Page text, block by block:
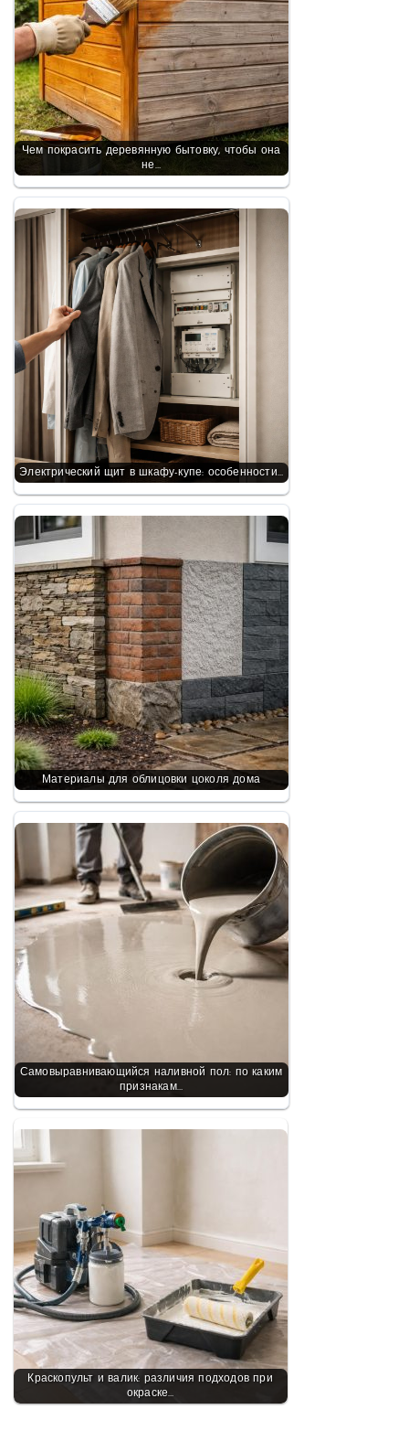
Чем покрасить деревянную бытовку, чтобы она
не…
Электрический щит в шкафу-купе: особенности…
Материалы для облицовки цоколя дома
Самовыравнивающийся наливной пол: по каким
признакам…
Краскопульт и валик: различия подходов при
окраске…